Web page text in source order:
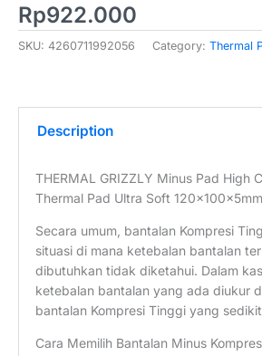
Rp922.000
SKU: 4260711992056 Category: Thermal
Description
THERMAL GRIZZLY Minus Pad High
Thermal Pad Ultra Soft
Secara umum, bantalan Kompresi
situasi di mana ketebalan bantalan
dibutuhkan tidak diketahui. Dalam
ketebalan bantalan yang ada diukur
bantalan Kompresi Tinggi yang
Cara Memilih Bantalan Minus